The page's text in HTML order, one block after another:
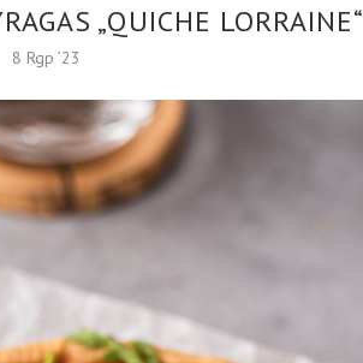
„QUICHE LORRAINE“
8 Rgp ’23